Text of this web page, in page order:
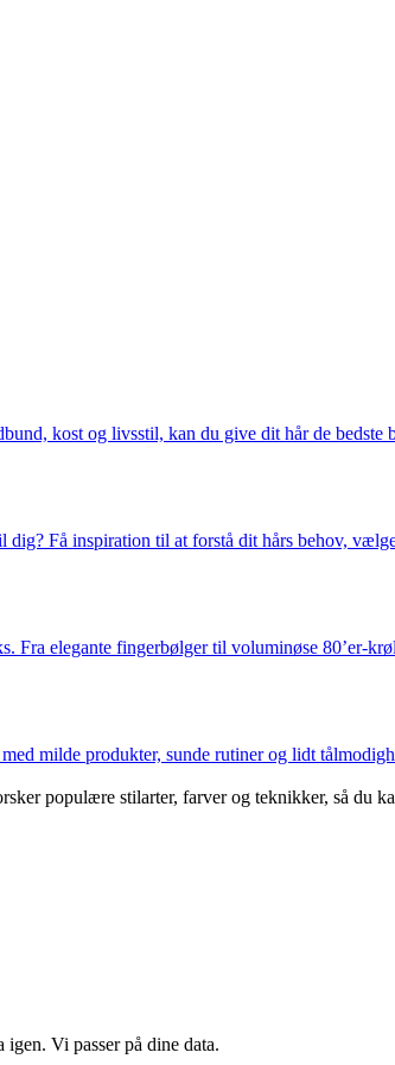
kost og livsstil, kan du give dit hår de
Få inspiration til at forstå dit hårs behov,
Fra elegante fingerbølger til voluminøse 80’er-
milde produkter, sunde rutiner og lidt
populære stilarter, farver og teknikker, så du
Vi passer på dine data.